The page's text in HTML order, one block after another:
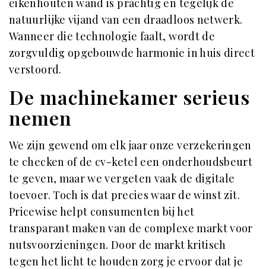
natuurlijke vijand van een draadloos netwerk.
Wanneer die technologie faalt, wordt de
zorgvuldig opgebouwde harmonie in huis direct
verstoord.
De machinekamer serieus
nemen
We zijn gewend om elk jaar onze verzekeringen
te checken of de cv-ketel een onderhoudsbeurt
te geven, maar we vergeten vaak de digitale
toevoer. Toch is dat precies waar de winst zit.
Pricewise helpt consumenten bij het
transparant maken van de complexe markt voor
nutsvoorzieningen. Door de markt kritisch
tegen het licht te houden zorg je ervoor dat je